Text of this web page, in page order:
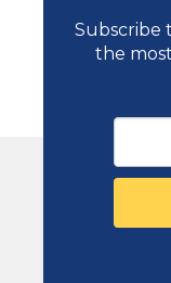
Subscribe
the